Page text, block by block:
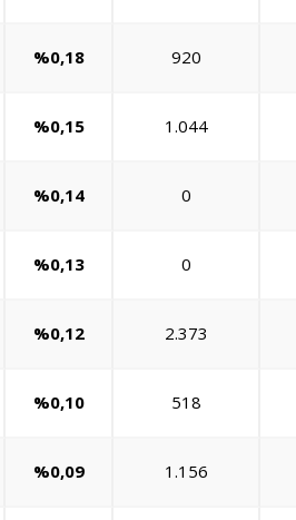
%0,18 920
%0,15 1.044
%0,14 0
%0,13 0
%0,12 2.373
%0,10 518
%0,09 1.156